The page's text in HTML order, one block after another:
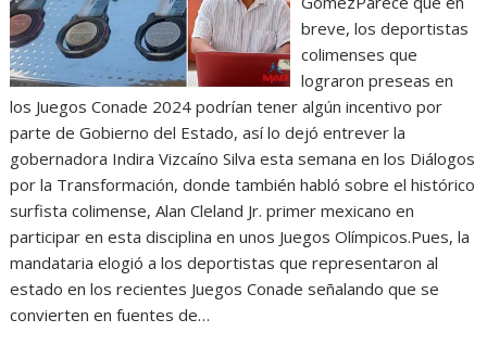
breve, los deportistas
colimenses que
lograron preseas en
los Juegos Conade 2024 podrían tener algún incentivo por
parte de Gobierno del Estado, así lo dejó entrever la
gobernadora Indira Vizcaíno Silva esta semana en los Diálogos
por la Transformación, donde también habló sobre el histórico
surfista colimense, Alan Cleland Jr. primer mexicano en
participar en esta disciplina en unos Juegos Olímpicos.Pues, la
mandataria elogió a los deportistas que representaron al
estado en los recientes Juegos Conade señalando que se
convierten en fuentes de…